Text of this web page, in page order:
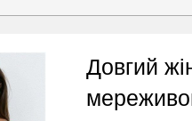
Довгий